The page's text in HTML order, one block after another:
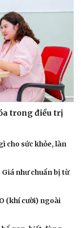
thời sự
đêm khuya
tình yêu
cho bé
trong điều trị
cho sức khỏe, làn
như chuẩn bị từ
(khí cười) ngoài